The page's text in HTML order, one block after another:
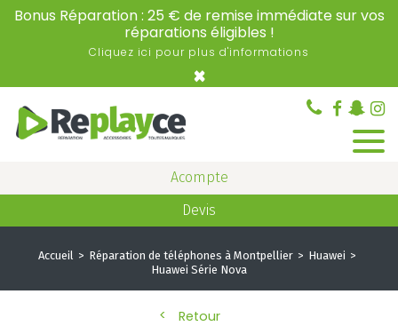
Bonus Réparation : 25 € de remise immédiate sur vos
réparations éligibles !
Cliquez ici pour plus d'informations
×
Acompte
Devis
Accueil Réparation de téléphones à Montpellier
Huawei
Huawei Série Nova
Retour